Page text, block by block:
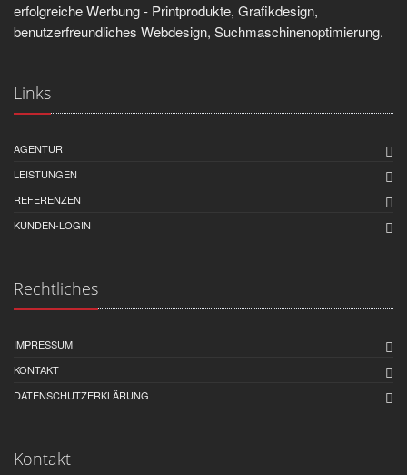
erfolgreiche Werbung - Printprodukte, Grafikdesign,
benutzerfreundliches Webdesign, Suchmaschinenoptimierung.
Links
AGENTUR
LEISTUNGEN
REFERENZEN
KUNDEN-LOGIN
Rechtliches
IMPRESSUM
KONTAKT
DATENSCHUTZERKLÄRUNG
Kontakt